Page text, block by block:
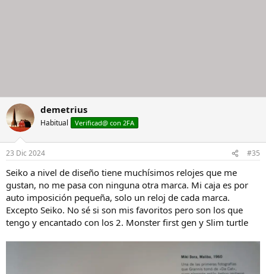
demetrius
Habitual Verificad@ con 2FA
23 Dic 2024 #35
Seiko a nivel de diseño tiene muchísimos relojes que me
gustan, no me pasa con ninguna otra marca. Mi caja es por
auto imposición pequeña, solo un reloj de cada marca.
Excepto Seiko. No sé si son mis favoritos pero son los que
tengo y encantado con los 2. Monster first gen y Slim turtle